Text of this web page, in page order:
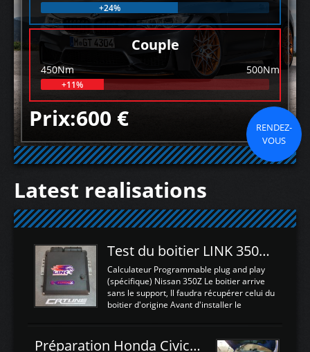
+24%
Couple
450Nm 500Nm
+11%
Prix:600 €
RENDEZ-
VOUS
Latest realisations
Test du boitier LINK 350Z Plugin ECU
Calculateur Programmable plug and play
(spécifique) Nissan 350Z Le boitier arrive
sans le support, Il faudra récupérer celui du
boitier d'origine Avant d'installer le
d'envoyer l'information de la large bande
Préparation Honda Civic Type R FK2